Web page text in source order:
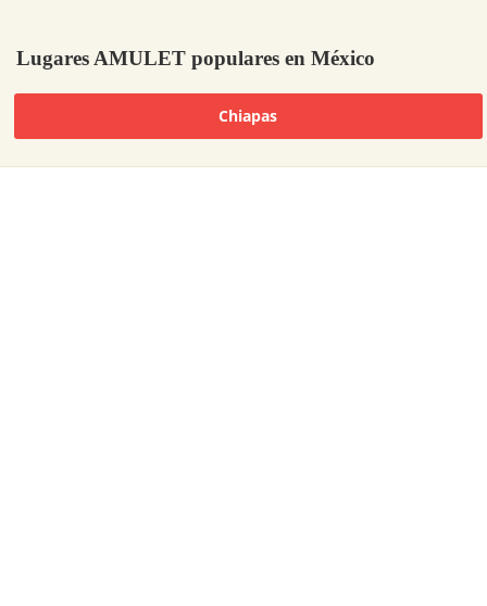
Lugares AMULET populares en México
Chiapas